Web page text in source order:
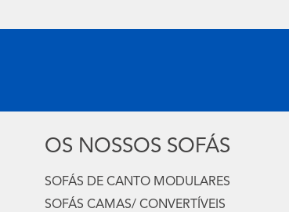
OS NOSSOS SOFÁS
SOFÁS DE CANTO MODULARES
SOFÁS CAMAS/ CONVERTÍVEIS